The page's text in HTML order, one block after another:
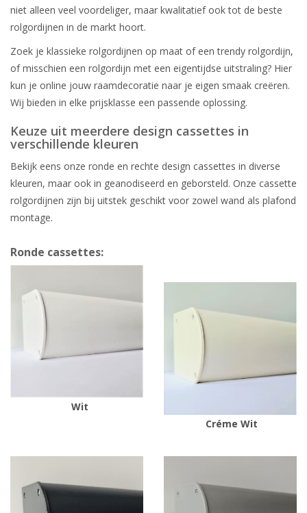
niet alleen veel voordeliger, maar kwalitatief ook tot de beste
rolgordijnen in de markt hoort.
Zoek je klassieke rolgordijnen op maat of een trendy rolgordijn,
of misschien een rolgordijn met een eigentijdse uitstraling? Hier
kun je online jouw raamdecoratie naar je eigen smaak creëren.
Wij bieden in elke prijsklasse een passende oplossing.
Keuze uit meerdere design cassettes in
verschillende kleuren
Bekijk eens onze ronde en rechte design cassettes in diverse
kleuren, maar ook in geanodiseerd en geborsteld. Onze cassette
rolgordijnen zijn bij uitstek geschikt voor zowel wand als plafond
montage.
Ronde cassettes:
Wit
Créme Wit